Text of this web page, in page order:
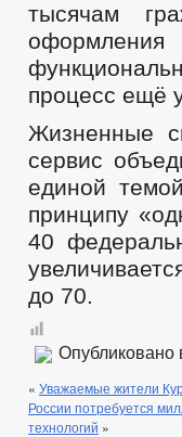
тысячам
процесс ещё
Жизненные
сервис
единой
принципу
40
до 70.
Опубликовано
« Уважаемые жители
России потребуется
технологий »